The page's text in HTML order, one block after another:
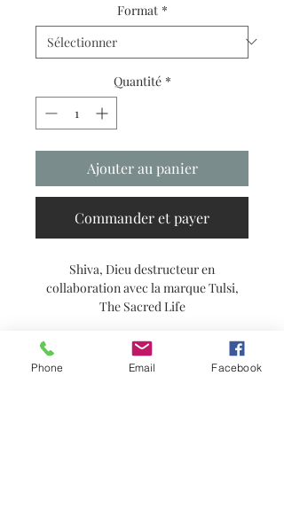
Format *
Quantité *
Ajouter au panier
Commander et payer
Shiva, Dieu destructeur en
collaboration avec la marque Tulsi,
The Sacred Life
Reproduction A6 ou A5
Imprimée recto sur un papier de 300
Phone Email Facebook